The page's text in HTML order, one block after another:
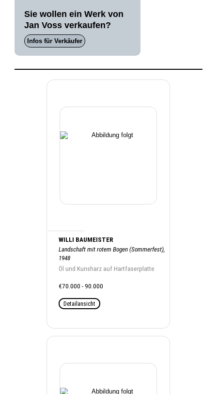
Sie wollen ein Werk von
Jan Voss verkaufen?
Infos für Verkäufer
WILLI BAUMEISTER
Landschaft mit rotem Bogen (Sommerfest),
1948
Öl und Kunsharz auf Hartfaserplatte
€70.000 - 90.000
Detailansicht